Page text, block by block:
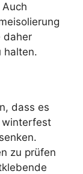
daher
halten.
dass es
winterfest
zu prüfen